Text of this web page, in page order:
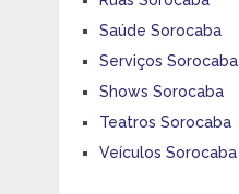
Saúde Sorocaba
Serviços Sorocaba
Shows Sorocaba
Teatros Sorocaba
Veículos Sorocaba